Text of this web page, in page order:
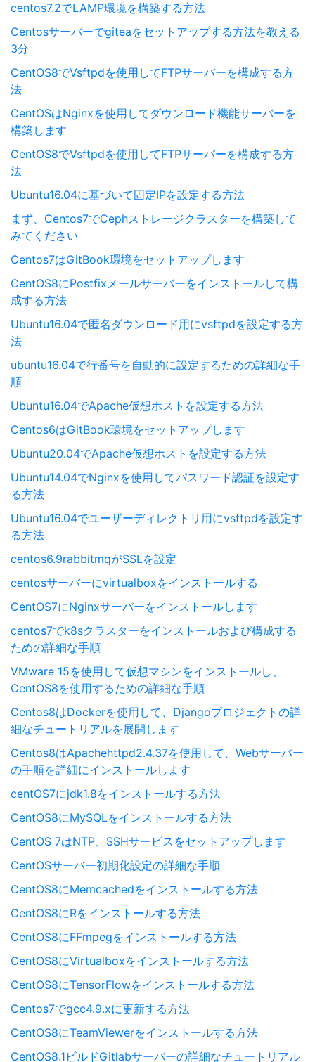
centos7.2でLAMP環境を構築する方法
Centosサーバーでgiteaをセットアップする方法を教える
3分
CentOS8でVsftpdを使用してFTPサーバーを構成する方
法
CentOSはNginxを使用してダウンロード機能サーバーを
構築します
CentOS8でVsftpdを使用してFTPサーバーを構成する方
法
Ubuntu16.04に基づいて固定IPを設定する方法
まず、Centos7でCephストレージクラスターを構築して
みてください
Centos7はGitBook環境をセットアップします
CentOS8にPostfixメールサーバーをインストールして構
成する方法
Ubuntu16.04で匿名ダウンロード用にvsftpdを設定する方
法
ubuntu16.04で行番号を自動的に設定するための詳細な手
順
Ubuntu16.04でApache仮想ホストを設定する方法
Centos6はGitBook環境をセットアップします
Ubuntu20.04でApache仮想ホストを設定する方法
Ubuntu14.04でNginxを使用してパスワード認証を設定す
る方法
Ubuntu16.04でユーザーディレクトリ用にvsftpdを設定す
る方法
centos6.9rabbitmqがSSLを設定
centosサーバーにvirtualboxをインストールする
CentOS7にNginxサーバーをインストールします
centos7でk8sクラスターをインストールおよび構成する
ための詳細な手順
VMware 15を使用して仮想マシンをインストールし、
CentOS8を使用するための詳細な手順
Centos8はDockerを使用して、Djangoプロジェクトの詳
細なチュートリアルを展開します
Centos8はApachehttpd2.4.37を使用して、Webサーバー
の手順を詳細にインストールします
centOS7にjdk1.8をインストールする方法
CentOS8にMySQLをインストールする方法
CentOS 7はNTP、SSHサービスをセットアップします
CentOSサーバー初期化設定の詳細な手順
CentOS8にMemcachedをインストールする方法
CentOS8にRをインストールする方法
CentOS8にFFmpegをインストールする方法
CentOS8にVirtualboxをインストールする方法
CentOS8にTensorFlowをインストールする方法
Centos7でgcc4.9.xに更新する方法
CentOS8にTeamViewerをインストールする方法
CentOS8.1ビルドGitlabサーバーの詳細なチュートリアル